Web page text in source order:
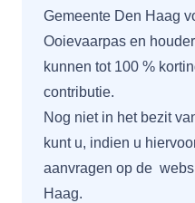
Gemeente Den Haag
Ooievaarpas en
kunnen tot 100 %
contributie.
Nog niet in het bezit
kunt u, indien u
aanvragen op de
Haag.